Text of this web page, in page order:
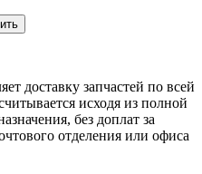
доставку запчастей по всей
исходя из полной
без доплат за
отделения или офиса